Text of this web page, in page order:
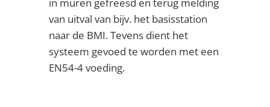
van uitval van bijv. het basisstation
naar de BMI. Tevens dient het
systeem gevoed te worden met een
EN54-4 voeding.